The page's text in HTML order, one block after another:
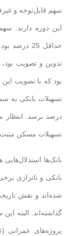
سهم قابل‌توجه و
بود که با تصویب
تسهیلات مسکن مثبت شود
بانک‌ها
بانکی و ناترازی
شده‌اند و نقش
پروژه‌های عمرانی